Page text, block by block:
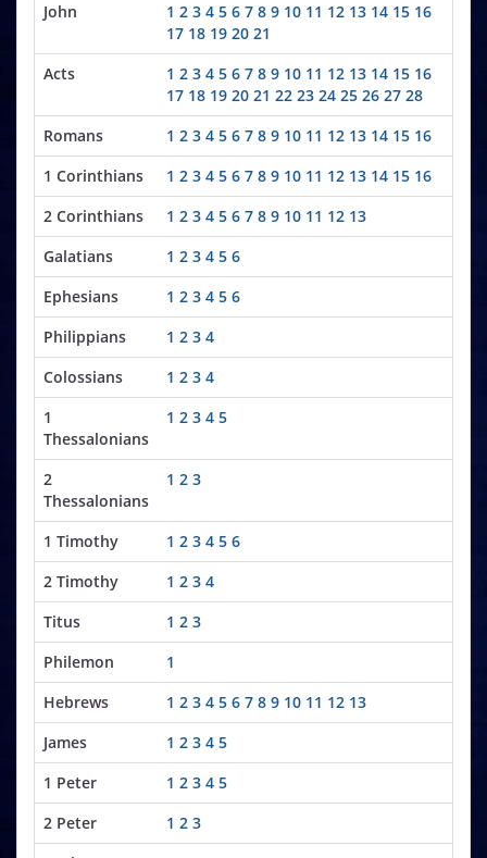
John
1 2 3 4 5 6 7 8 9 10 11 12 13 14 15 16
17 18 19 20 21
Acts
1 2 3 4 5 6 7 8 9 10 11 12 13 14 15 16
17 18 19 20 21 22 23 24 25 26 27 28
Romans
1 2 3 4 5 6 7 8 9 10 11 12 13 14 15 16
1 Corinthians
1 2 3 4 5 6 7 8 9 10 11 12 13 14 15 16
2 Corinthians
1 2 3 4 5 6 7 8 9 10 11 12 13
Galatians
1 2 3 4 5 6
Ephesians
1 2 3 4 5 6
Philippians
1 2 3 4
Colossians
1 2 3 4
1
Thessalonians
1 2 3 4 5
2
Thessalonians
1 2 3
1 Timothy 1 2 3 4 5 6
2 Timothy
1 2 3 4
Titus
1 2 3
Philemon
1
Hebrews
1 2 3 4 5 6 7 8 9 10 11 12 13
James
1 2 3 4 5
1 Peter
1 2 3 4 5
2 Peter
1 2 3